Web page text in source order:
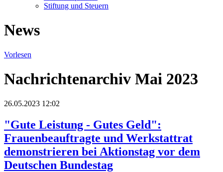
Stiftung und Steuern
News
Vorlesen
Nachrichtenarchiv Mai 2023
26.05.2023 12:02
"Gute Leistung - Gutes Geld":
Frauenbeauftragte und Werkstattrat
demonstrieren bei Aktionstag vor dem
Deutschen Bundestag